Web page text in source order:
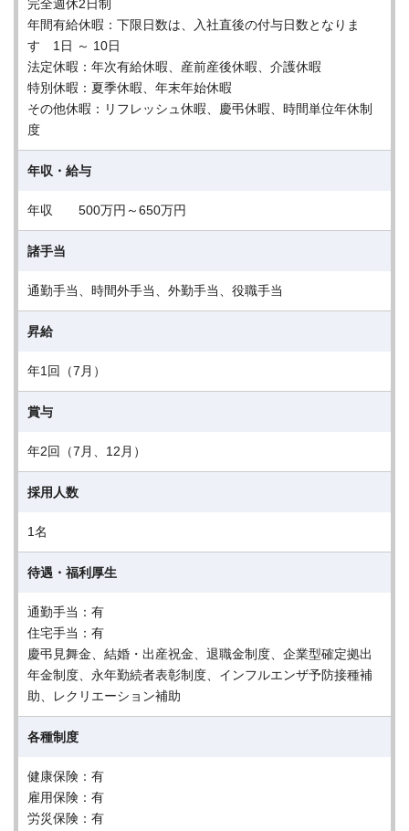
完全週休2日制
年間有給休暇：下限日数は、入社直後の付与日数となりま
す 1日 ～ 10日
法定休暇：年次有給休暇、産前産後休暇、介護休暇
特別休暇：夏季休暇、年末年始休暇
その他休暇：リフレッシュ休暇、慶弔休暇、時間単位年休制
度
年収・給与
年収 500万円～650万円
諸手当
通勤手当、時間外手当、外勤手当、役職手当
昇給
年1回（7月）
賞与
年2回（7月、12月）
採用人数
1名
待遇・福利厚生
通勤手当：有
住宅手当：有
慶弔見舞金、結婚・出産祝金、退職金制度、企業型確定拠出
年金制度、永年勤続者表彰制度、インフルエンザ予防接種補
助、レクリエーション補助
各種制度
健康保険：有
雇用保険：有
労災保険：有